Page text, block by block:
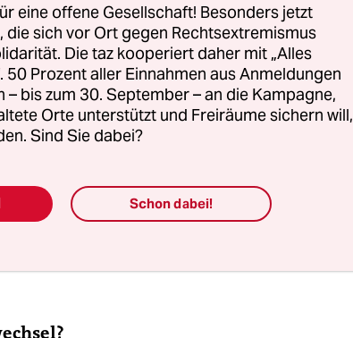
eine offene Gesellschaft! Besonders jetzt
die sich vor Ort gegen Rechtsextremismus
Die taz kooperiert daher mit „Alles
50 Prozent aller Einnahmen aus Anmeldungen
– bis zum 30. September – an die Kampagne,
Orte unterstützt und Freiräume sichern will,
Sind Sie dabei?
Schon dabei!